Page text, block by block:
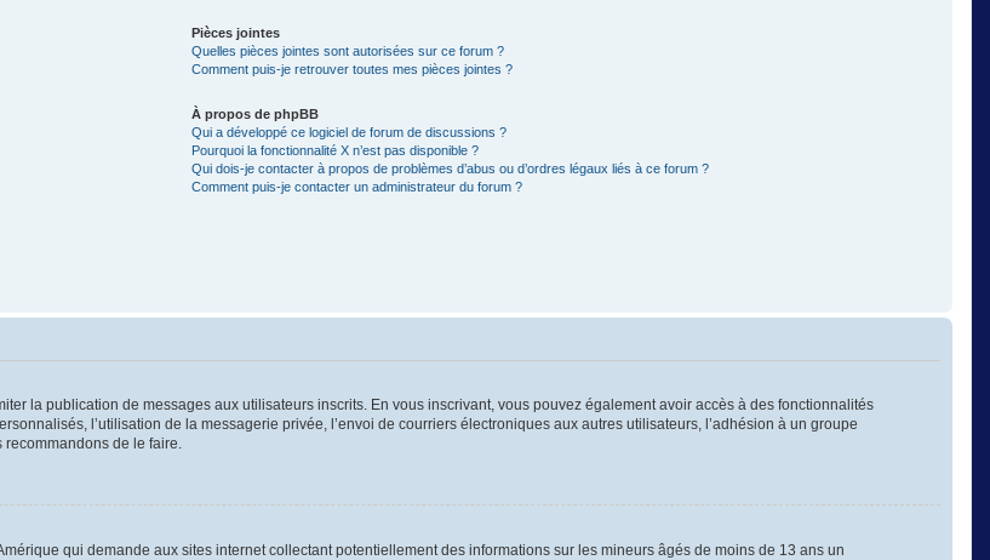
Pièces jointes
Quelles pièces jointes sont autorisées sur ce forum ?
Comment puis-je retrouver toutes mes pièces jointes ?
À propos de phpBB
Qui a développé ce logiciel de forum de discussions ?
Pourquoi la fonctionnalité X n’est pas disponible ?
Qui dois-je contacter à propos de problèmes d’abus ou d’ordres légaux liés à ce forum ?
Comment puis-je contacter un administrateur du forum ?
la publication de messages aux utilisateurs inscrits. En vous inscrivant, vous pouvez également avoir accès à des fonctionnalités
l’utilisation de la messagerie privée, l’envoi de courriers électroniques aux autres utilisateurs, l’adhésion à un groupe
recommandons de le faire.
qui demande aux sites internet collectant potentiellement des informations sur les mineurs âgés de moins de 13 ans un